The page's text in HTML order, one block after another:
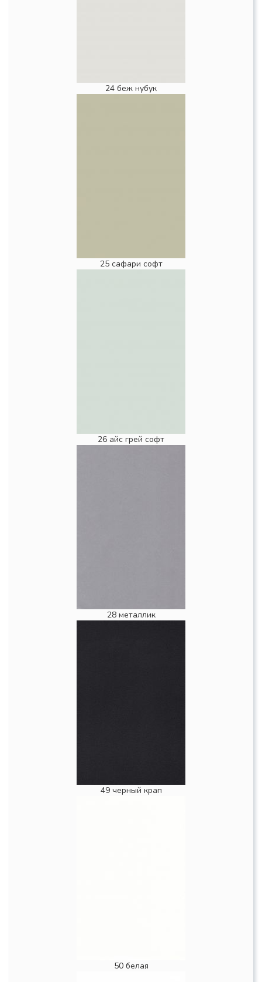
24 беж нубук
25 сафари софт
26 айс грей софт
28 металлик
49 черный крап
50 белая